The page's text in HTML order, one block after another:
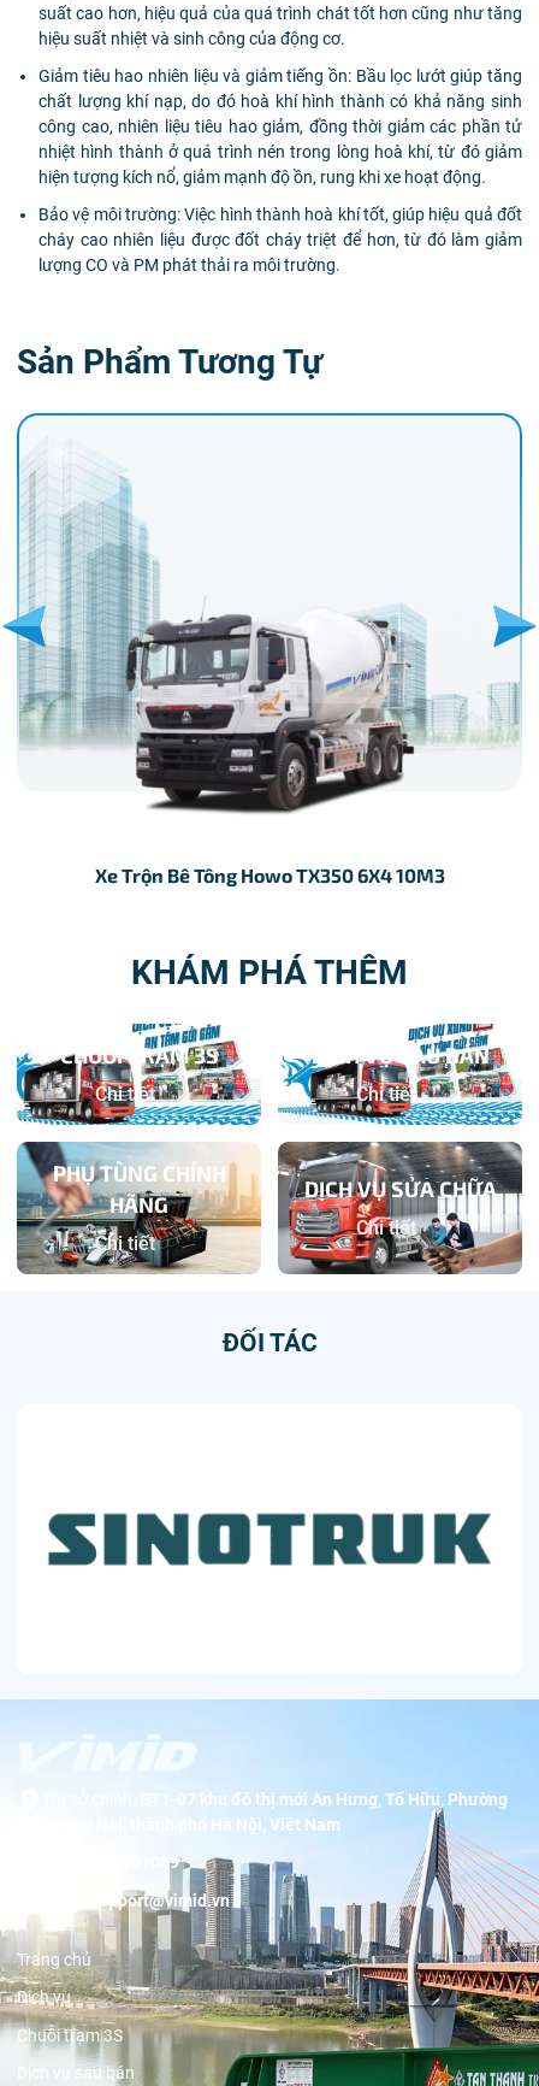
suất cao hơn, hiệu quả của quá trình chát tốt hơn cũng như tăng
hiệu suất nhiệt và sinh công của động cơ.
Giảm tiêu hao nhiên liệu và giảm tiếng ồn: Bầu lọc lướt giúp tăng
chất lượng khí nạp, do đó hoà khí hình thành có khả năng sinh
công cao, nhiên liệu tiêu hao giảm, đồng thời giảm các phần tử
nhiệt hình thành ở quá trình nén trong lòng hoà khí, từ đó giảm
hiện tượng kích nổ, giảm mạnh độ ồn, rung khi xe hoạt động.
Bảo vệ môi trường: Việc hình thành hoà khí tốt, giúp hiệu quả đốt
cháy cao nhiên liệu được đốt cháy triệt để hơn, từ đó làm giảm
lượng CO và PM phát thải ra môi trường.
Sản Phẩm Tương Tự
Xe Trộn Bê Tông Howo TX350 6X4 10M3
KHÁM PHÁ THÊM
CHUỖI TRẠM 3S
Chi tiết
DỊCH VỤ SAU BÁN
Chi tiết
PHỤ TÙNG CHÍNH
HÃNG
Chi tiết
DỊCH VỤ SỬA CHỮA
Chi tiết
ĐỐI TÁC
BT1-07 khu đô thị mới An Hưng, Tố Hữu, Phường
Dương Nội, thành phố Hà Nội, Việt Nam
19001089
support@vimid.vn
Trang chủ
Dịch vụ
Chuỗi trạm 3S
Dịch vụ sau bán